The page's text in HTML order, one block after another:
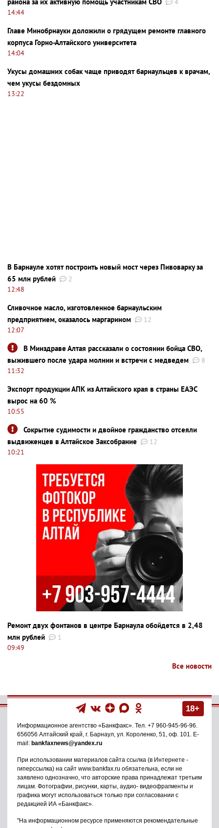
4
14:44
Главе Минобрнауки доложили о грядущем ремонте главного
корпуса Горно-Алтайского университета
14:04
Укусы домашних собак чаще приводят барнаульцев к врачам,
чем укусы бездомных
13:22
В Барнауле хотят построить новый мост через Пивоварку за
65 млн рублей
2
12:48
Сливочное масло, изготовленное барнаульским
предприятием, оказалось маргарином
12
12:07
В Минздраве Алтая рассказали о состоянии бойца СВО,
выжившего после удара молнии и встречи с медведем
8
11:32
Экспорт продукции АПК из Алтайского края в страны ЕАЭС
вырос на 60 %
10:55
Сокрытие судимости и двойное гражданство отсеяли
выдвиженцев в Алтайское Заксобрание
12
10:21
Ремонт двух фонтанов в центре Барнаула обойдется в 2,48
млн рублей
1
09:49
Все новости
18+
Информационное агентство «Банкфакс» . Тел. +7 960-945-96-96
656056 Алтайский край, г. Барнаул ул. Короленко, 51, оф. 101
. E-
mail: bankfaxnews@yandex.ru
При использовании материалов сайта ссылка (в Интернете -
гиперссылка) на сайт www.bankfax.ru обязательна, если не
заявлено однозначно, что авторские права принадлежат третьим
лицам. Фотографии, рисунки, карты, аудио- видеофрагменты и
графика могут использоваться только при согласовании с
редакцией ИА «Банкфакс».
"На информационном ресурсе применяются рекомендательные